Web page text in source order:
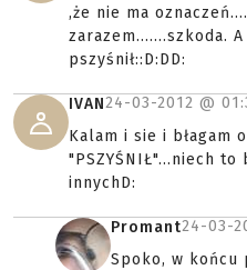
,że nie ma
zarazem.......szkoda.
pszyśnił::D:DD:
IVAN24-03-2012 @
Kalam i sie i błagam
"PSZYŚNIŁ"...niech
innychD:
Promant24-03-
Spoko, w końcu